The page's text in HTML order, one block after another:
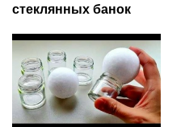
стеклянных банок